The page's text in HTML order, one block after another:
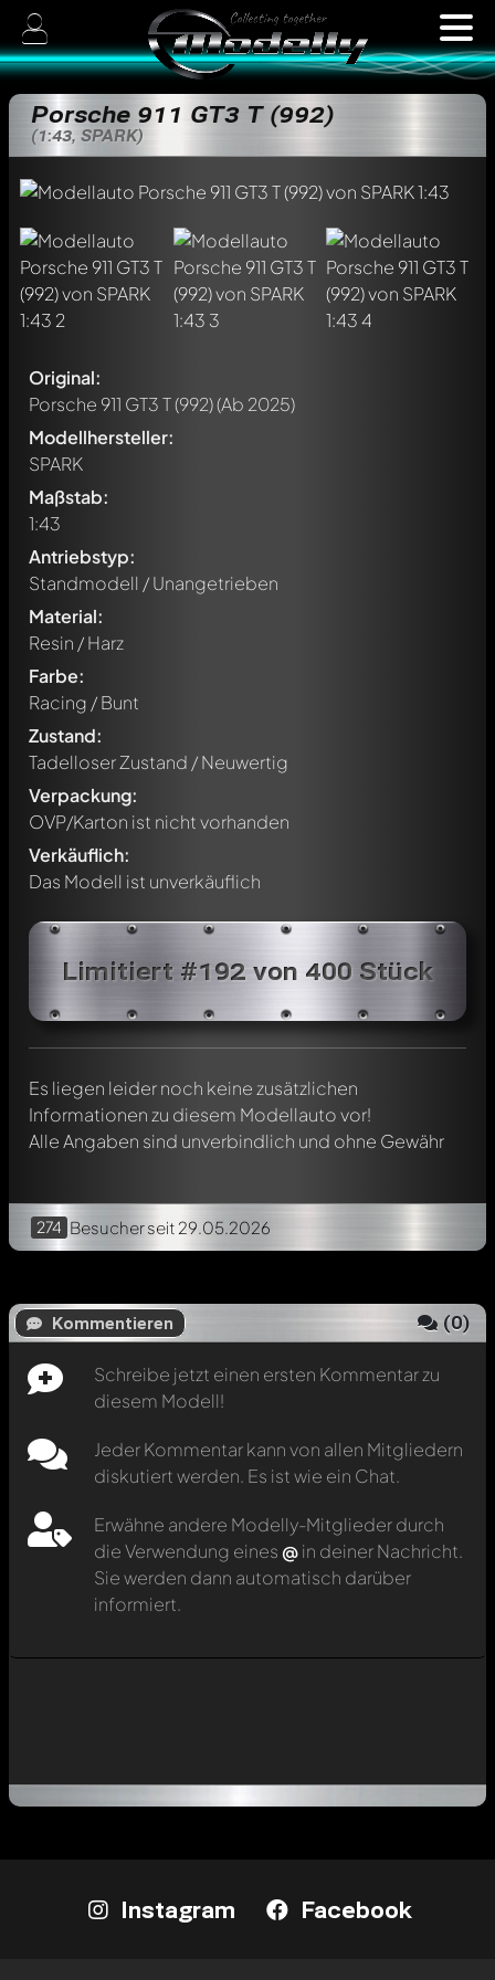
Porsche 911 GT3 T (992)
(1:43, SPARK)
Original:
Porsche 911 GT3 T (992)(Ab 2025)
Modellhersteller:
SPARK
Maßstab:
1:43
Antriebstyp:
Standmodell / Unangetrieben
Material:
Resin / Harz
Farbe:
Racing / Bunt
Zustand:
Tadelloser Zustand / Neuwertig
Verpackung:
OVP/Karton ist nicht vorhanden
Verkäuflich:
Das Modell ist unverkäuflich
Limitiert #192 von 400 Stück
Es liegen leider noch keine zusätzlichen
Informationen zu diesem Modellauto vor!
Alle Angaben sind unverbindlich und ohne Gewähr
274 Besucherseit 29.05.2026
Kommentieren (0)
Schreibe jetzt einen ersten Kommentar zu
diesem Modell!
Jeder Kommentar kann von allen Mitgliedern
diskutiert werden. Es ist wie ein Chat.
Erwähne andere Modelly-Mitglieder durch
die Verwendung eines @in deiner Nachricht.
Sie werden dann automatisch darüber
informiert.
Schreibe jetzt einen ersten Kommentar zu diesem Modell!
werden. Es ist wie ein Chat.
Verwendung eines@in deiner Nachricht. Sie werden dann
automatisch darüber informiert.
Instagram Facebook